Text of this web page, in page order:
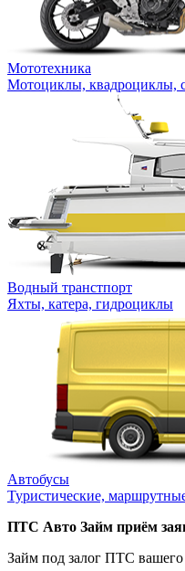
Мототехника
Мотоциклы, квадроциклы,
Водный транстпорт
Яхты, катера, гидроциклы
Автобусы
Туристические,
ПТС Авто Займ приём
Займ под залог ПТС